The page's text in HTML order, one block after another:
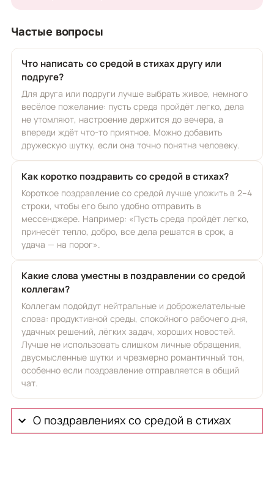
Частые вопросы
Что написать со средой в стихах другу или
подруге?
Для друга или подруги лучше выбрать живое, немного
весёлое пожелание: пусть среда пройдёт легко, дела
не утомляют, настроение держится до вечера, а
впереди ждёт что-то приятное. Можно добавить
дружескую шутку, если она точно понятна человеку.
Как коротко поздравить со средой в стихах?
Короткое поздравление со средой лучше уложить в 2–4
строки, чтобы его было удобно отправить в
мессенджере. Например: «Пусть среда пройдёт легко,
принесёт тепло, добро, все дела решатся в срок, а
удача — на порог».
Какие слова уместны в поздравлении со средой
коллегам?
Коллегам подойдут нейтральные и доброжелательные
слова: продуктивной среды, спокойного рабочего дня,
удачных решений, лёгких задач, хороших новостей.
Лучше не использовать слишком личные обращения,
двусмысленные шутки и чрезмерно романтичный тон,
особенно если поздравление отправляется в общий
чат.
О поздравлениях со средой в стихах